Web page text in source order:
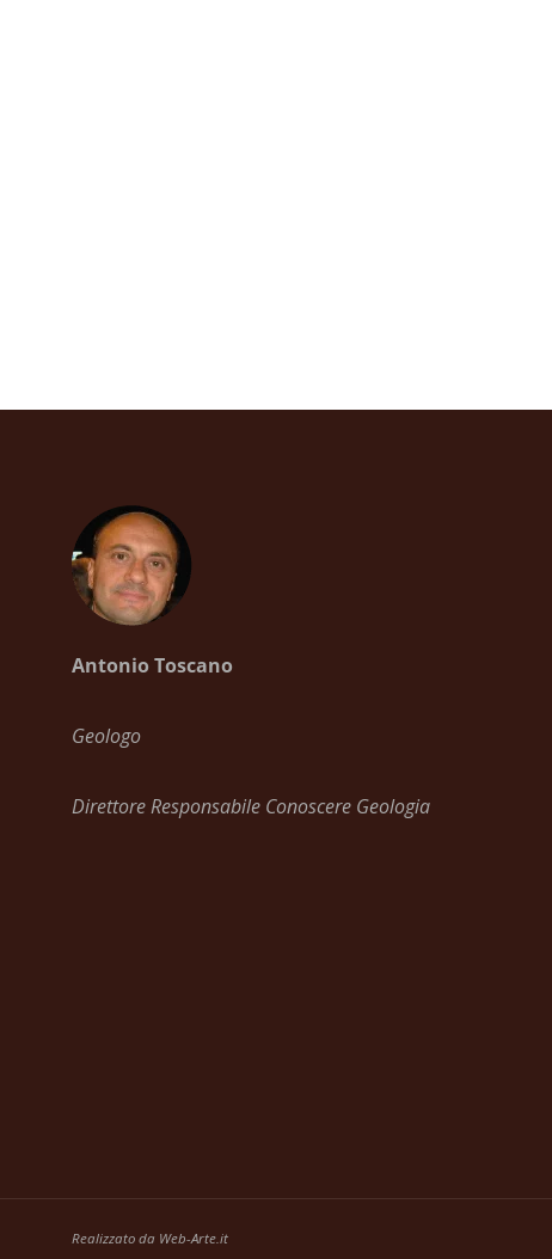
Antonio Toscano
Geologo
Direttore Responsabile Conoscere Geologia
Realizzato da Web-Arte.it